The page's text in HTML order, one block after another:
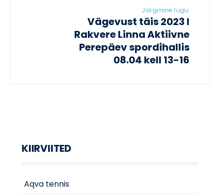
Järgmine lugu:
Vägevust täis 2023 I
Rakvere Linna Aktiivne
Perepäev spordihallis
08.04 kell 13-16
KIIRVIITED
Aqva tennis